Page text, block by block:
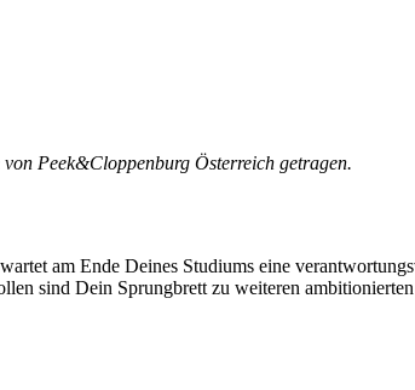
Peek&Cloppenburg Österreich getragen.
am Ende Deines Studiums eine
sind Dein Sprungbrett zu weiteren